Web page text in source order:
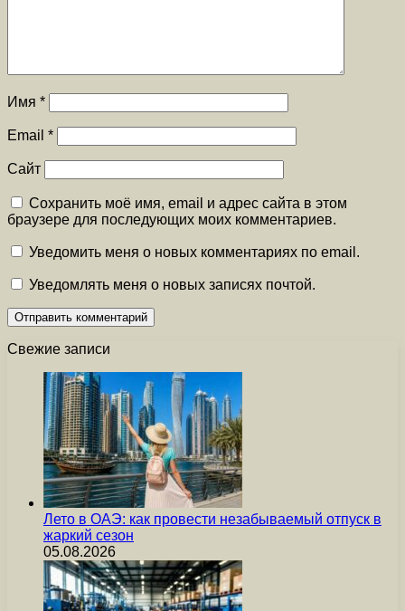
Имя *
Email *
Сайт
Сохранить моё имя, email и адрес сайта в этом
браузере для последующих моих комментариев.
Уведомить меня о новых комментариях по email.
Уведомлять меня о новых записях почтой.
Свежие записи
Лето в ОАЭ: как провести незабываемый отпуск в
жаркий сезон
05.08.2026